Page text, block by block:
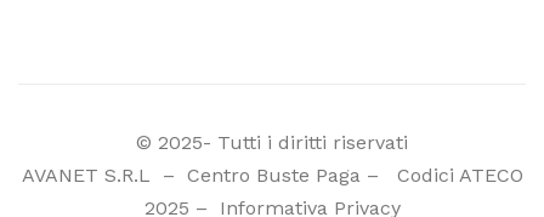
© 2025- Tutti i diritti riservati
AVANET S.R.L
– Centro Buste Paga– Codici ATECO
2025 – Informativa Privacy